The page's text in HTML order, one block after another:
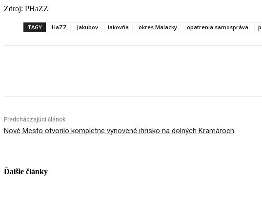
Zdroj: PHaZZ
TAGY HaZZ Jakubov lakovňa okres Malacky opatrenia samospráva
Predchádzajúci článok
Nové Mesto otvorilo kompletne vynovené ihrisko na dolných Kramároch
Ďalšie články